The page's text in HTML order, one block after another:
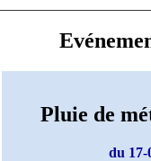
Pluie de
du 17-